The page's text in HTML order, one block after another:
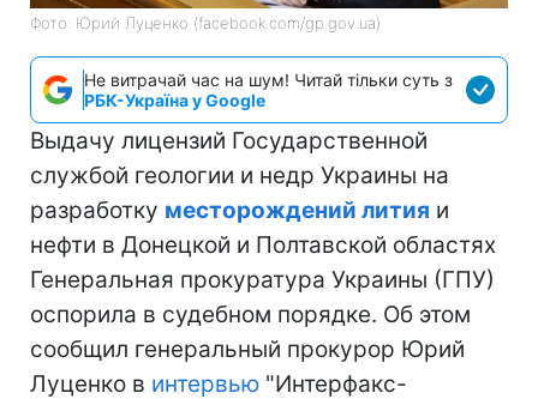
Фото: Юрий Луценко (facebook.com/gp.gov.ua)
Не витрачай час на шум! Читай тільки суть з
РБК-Україна у Google
Выдачу лицензий Государственной
службой геологии и недр Украины на
разработку месторождений лития и
нефти в Донецкой и Полтавской областях
Генеральная прокуратура Украины (ГПУ)
оспорила в судебном порядке. Об этом
сообщил генеральный прокурор Юрий
Луценко в интервью "Интерфакс-